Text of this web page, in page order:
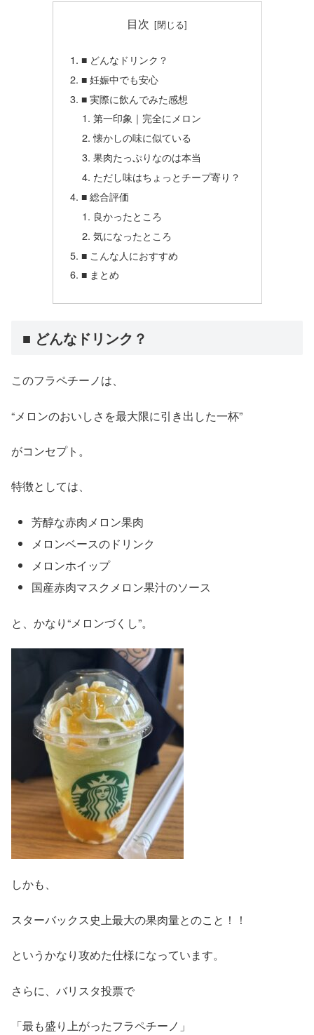
目次
■ どんなドリンク？
■ 妊娠中でも安心
■ 実際に飲んでみた感想
第一印象｜完全にメロン
懐かしの味に似ている
果肉たっぷりなのは本当
ただし味はちょっとチープ寄り？
■ 総合評価
良かったところ
気になったところ
■ こんな人におすすめ
■ まとめ
■ どんなドリンク？
このフラペチーノは、
“メロンのおいしさを最大限に引き出した一杯”
がコンセプト。
特徴としては、
芳醇な赤肉メロン果肉
メロンベースのドリンク
メロンホイップ
国産赤肉マスクメロン果汁のソース
と、かなり“メロンづくし”。
しかも、
スターバックス史上最大の果肉量とのこと！！
というかなり攻めた仕様になっています。
さらに、バリスタ投票で
「最も盛り上がったフラペチーノ」